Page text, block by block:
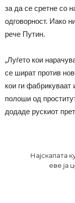
за да се сретне со
одговорност. Иако
рече Путин.
„Луѓето кои
се шират против
кои ги фабрикуваат
полоши од
додаде рускиот
Најскапата
еве ја